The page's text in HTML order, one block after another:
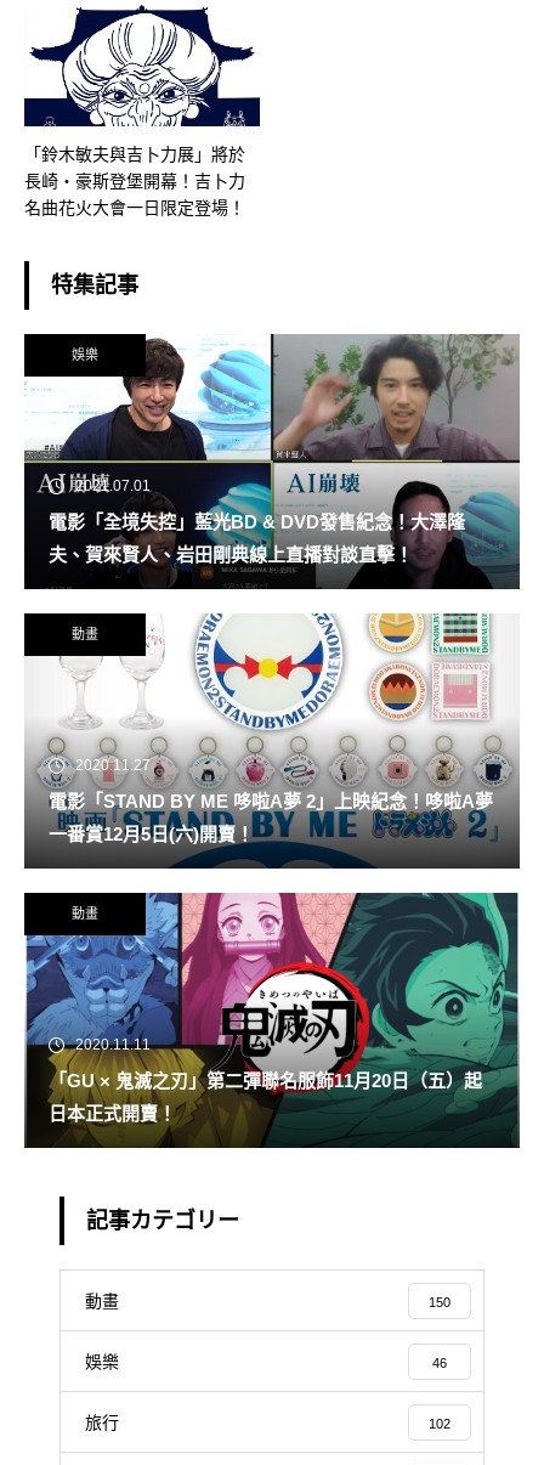
「鈴木敏夫與吉卜力展」將於
長崎・豪斯登堡開幕！吉卜力
名曲花火大會一日限定登場！
特集記事
娛樂
2021.07.01
電影「全境失控」藍光BD & DVD發售紀念！大澤隆
夫、賀來賢人、岩田剛典線上直播對談直擊！
動畫
2020.11.27
電影「STAND BY ME 哆啦A夢 2」上映紀念！哆啦A夢
一番賞12月5日(六)開賣！
動畫
2020.11.11
「GU × 鬼滅之刃」第二彈聯名服飾11月20日（五）起
日本正式開賣！
記事カテゴリー
動畫 150
娛樂 46
旅行 102